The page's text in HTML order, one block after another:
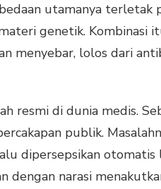
utamanya terletak
genetik. Kombinasi
menyebar, lolos dari
resmi di dunia medis.
publik.
dipersepsikan
dengan narasi